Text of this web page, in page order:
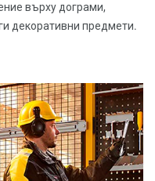
върху дограми,
декоративни предмети.